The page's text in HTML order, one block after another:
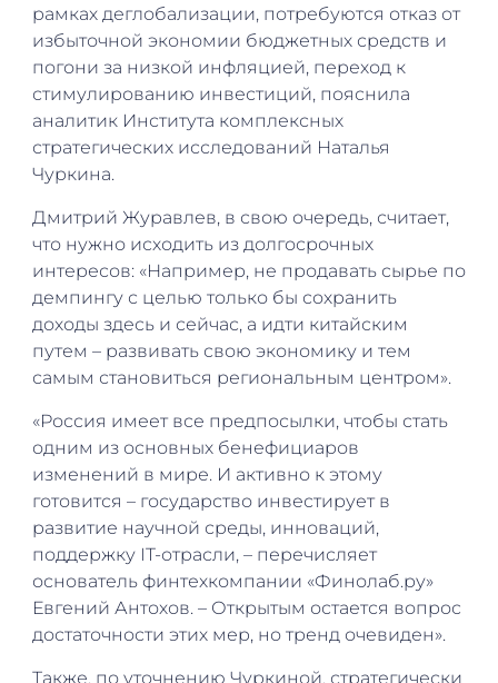
рамках деглобализации, потребуются отказ от
избыточной экономии бюджетных средств и
погони за низкой инфляцией, переход к
стимулированию инвестиций, пояснила
аналитик Института комплексных
стратегических исследований Наталья
Чуркина.
Дмитрий Журавлев, в свою очередь, считает,
что нужно исходить из долгосрочных
интересов: «Например, не продавать сырье по
демпингу с целью только бы сохранить
доходы здесь и сейчас, а идти китайским
путем – развивать свою экономику и тем
самым становиться региональным центром».
«Россия имеет все предпосылки, чтобы стать
одним из основных бенефициаров
изменений в мире. И активно к этому
готовится – государство инвестирует в
развитие научной среды, инноваций,
поддержку IT-отрасли, – перечисляет
основатель финтехкомпании «Финолаб.ру»
Евгений Антохов. – Открытым остается вопрос
достаточности этих мер, но тренд очевиден».
Также, по уточнению Чуркиной, стратегически